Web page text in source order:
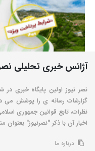
آژانس خبری تحلیلی
نصر نیوز اولین پایگاه خبری
گزارشات رسانه ی را پوشش می
نظرات، تابع قوانین جمهوری
اخبار آن با ذکر "نصرنیوز" بعنوان
درباره ما